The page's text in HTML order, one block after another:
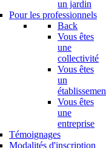
un jardin
Pour les professionnels
Back
Vous êtes
une
collectivité
Vous êtes
un
Vous êtes
une
entreprise
Témoignages
Modalités d'inscription